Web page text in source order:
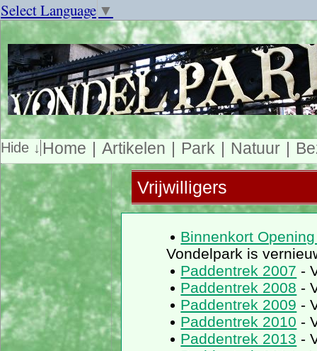
Select Language ▼
Home Artikelen Park Natuur
Vrijwilligers
Binnenkort
Vondelpark is
Paddentrek 2007 -
Paddentrek 2008 -
Paddentrek 2009 -
Paddentrek 2010 -
Paddentrek 2013 -